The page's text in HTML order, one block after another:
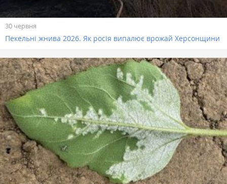
30 червня
Пекельні жнива 2026. Як росія випалює врожай Херсонщини